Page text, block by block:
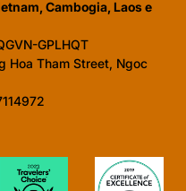
Cambogia, Laos e
GPLHQT
Hoa Tham Street, Ngoc